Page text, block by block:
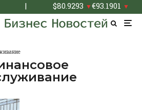
| $80.9293 ▼€93.1901 ▼